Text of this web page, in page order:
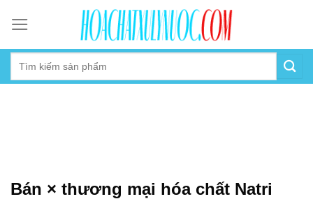
content
Bán × thương mại hóa chất Natri